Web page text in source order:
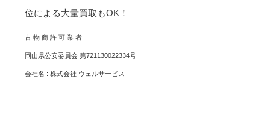
位による大量買取もOK！
古 物 商 許 可 業 者
岡山県公安委員会 第721130022334号
会社名 : 株式会社 ウェルサービス